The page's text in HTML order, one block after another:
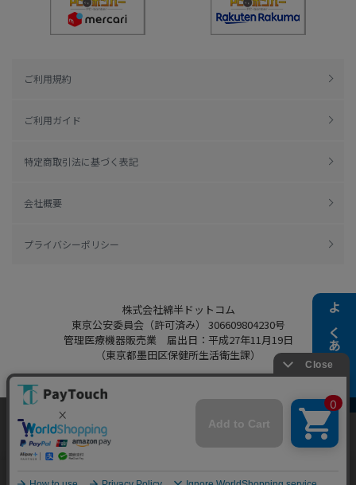
よくある質問
ご利用規約
ご利用ガイド
特定商取引法に基づく表記
会社概要
プライバシーポリシー
株式会社綿半ドットコム
東京公安委員会（許可済み） 306609804230号
管理医療機器販売業 届出日：平成27年11月19日
（東京都墨田区保健所生活衛生課）
Copyright 2022
Powered by Watahan Partners Co., Ltd.
当ウェブサイトでは、お客様により良いサービス
をご提供するため、クッキーを利用しています。
サイト利用を継続することにより、クッキーの使
同意する